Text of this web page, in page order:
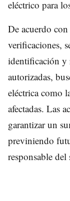
eléctrico para
De acuerdo
verificaciones,
identificación y
autorizadas,
eléctrica como
afectadas. Las
garantizar un
previniendo
responsable